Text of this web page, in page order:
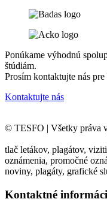
Ponúkame výhodnú
štúdiám.
Prosím kontaktujte nás
Kontaktujte nás
© TESFO | Všetky
tlač letákov, plagátov,
oznámenia, promočné
noviny, plagáty, grafické
Kontaktné